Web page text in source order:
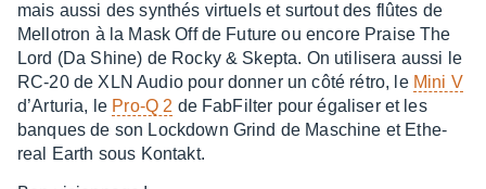
mais aussi des synthés virtuels et surtout des flûtes de
Mello­tron à la Mask Off de Future ou encore Praise The
Lord (Da Shine) de Rocky & Skepta. On utili­sera aussi le
RC-20 de XLN Audio pour donner un côté rétro, le Mini V
d’Ar­tu­ria, le Pro-Q 2 de FabFil­ter pour égali­ser et les
banques de son Lock­down Grind de Maschine et Ethe­
real Earth sous Kontakt.